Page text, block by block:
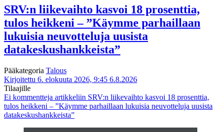
SRV:n liikevaihto kasvoi 18 prosenttia,
tulos heikkeni – ”Käymme parhaillaan
lukuisia neuvotteluja uusista
datakeskushankkeista”
Pääkategoria Talous
Kirjoitettu 6. elokuuta 2026, 9:45 6.8.2026
Tilaajille
Ei kommentteja artikkeliin SRV:n liikevaihto kasvoi 18 prosenttia,
tulos heikkeni – ”Käymme parhaillaan lukuisia neuvotteluja uusista
datakeskushankkeista”